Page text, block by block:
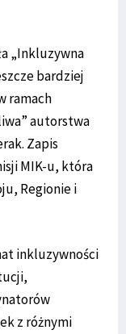
„Inkluzywna
bardziej
ramach
autorstwa
Zapis
MIK-u, która
Regionie i
inkluzywności
z różnymi